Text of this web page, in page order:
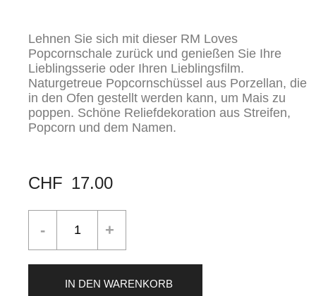
Lehnen Sie sich mit dieser RM Loves
Popcornschale zurück und genießen Sie Ihre
Lieblingsserie oder Ihren Lieblingsfilm.
Naturgetreue Popcornschüssel aus Porzellan, die
in den Ofen gestellt werden kann, um Mais zu
poppen. Schöne Reliefdekoration aus Streifen,
Popcorn und dem Namen.
CHF 17.00
IN DEN WARENKORB